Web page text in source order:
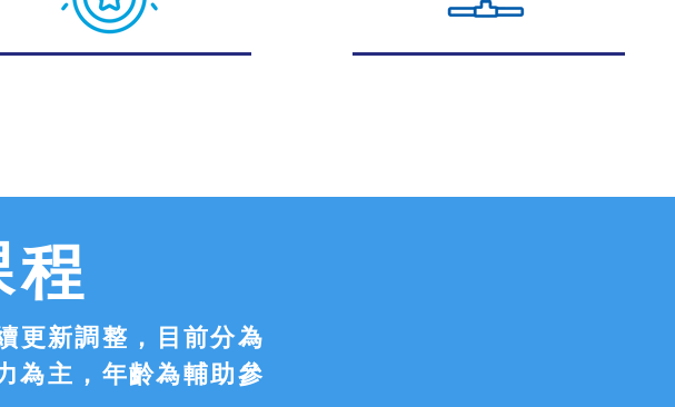
更新調整，目前分為
為主，年齡為輔助參